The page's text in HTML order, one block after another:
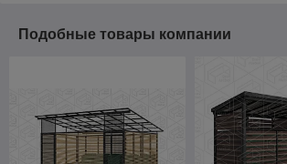
Подобные товары компании